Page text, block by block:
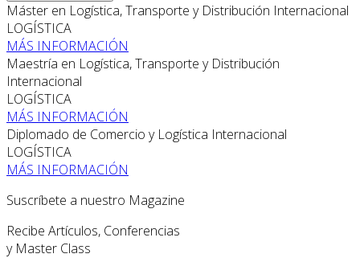
Máster en Logística, Transporte y Distribución Internacional
LOGÍSTICA
MÁS INFORMACIÓN
Maestría en Logística, Transporte y Distribución
Internacional
LOGÍSTICA
MÁS INFORMACIÓN
Diplomado de Comercio y Logística Internacional
LOGÍSTICA
MÁS INFORMACIÓN
Suscríbete a nuestro Magazine
Recibe Artículos, Conferencias
y Master Class